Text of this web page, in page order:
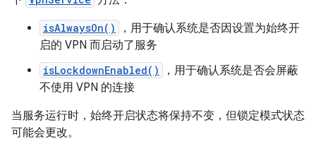
isAlwaysOn()
，用于确认系统是否因设置为始终开
启的 VPN 而启动了服务
isLockdownEnabled()
，用于确认系统是否会屏蔽
不使用 VPN 的连接
当服务运行时，始终开启状态将保持不变，但锁定模式状态
可能会更改。